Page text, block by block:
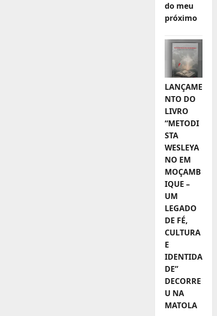
do meu
próximo
LANÇAME
NTO DO
LIVRO
“METODI
STA
WESLEYA
NO EM
MOÇAMB
IQUE –
UM
LEGADO
DE FÉ,
CULTURA
E
IDENTIDA
DE”
DECORRE
U NA
MATOLA